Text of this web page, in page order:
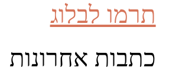
תרמו לבלוג
כתבות אחרונות